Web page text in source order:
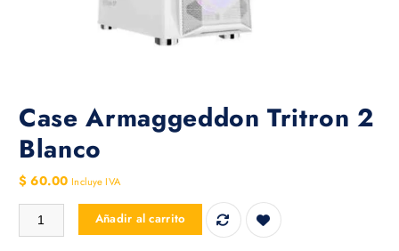
Case Armaggeddon Tritron 2
Blanco
$ 60.00 Incluye IVA
Case Armaggeddon Tritron 2 Blanco cantidad
Añadir al carrito